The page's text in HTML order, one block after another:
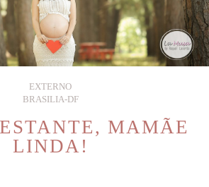
EXTERNO
BRASILIA-DF
MAMÃE
LINDA!